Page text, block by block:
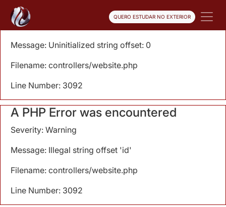
A PHP Error was encountered
Severity: Notice
Message: Uninitialized string offset: 0
Filename: controllers/website.php
Line Number: 3092
A PHP Error was encountered
Severity: Warning
Message: Illegal string offset 'id'
Filename: controllers/website.php
Line Number: 3092
QUERO ESTUDAR NO EXTERIOR